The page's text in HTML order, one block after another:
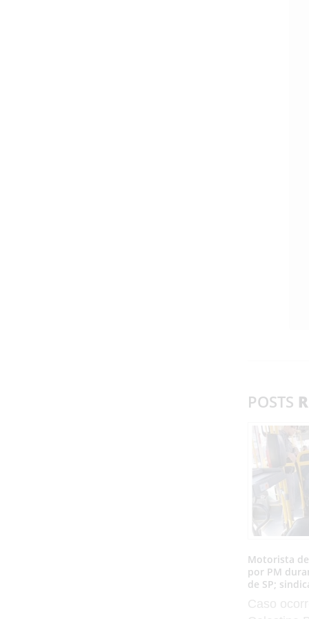
POSTS
Motorista
por PM
de SP;